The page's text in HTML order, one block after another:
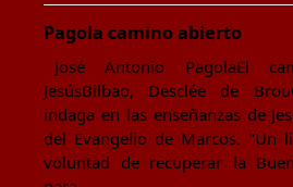
Pagola camino abierto
José Antonio PagolaEl
JesúsBilbao, Desclée de
indaga en las enseñanzas de
del Evangelio de Marcos. "Un
voluntad de recuperar la